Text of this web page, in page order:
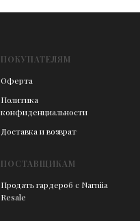
ПОКУПАТЕЛЯМ
Оферта
Политика
конфиденциальности
Доставка и возврат
ПОСТАВЩИКАМ
Продать гардероб с Narniia
Resale